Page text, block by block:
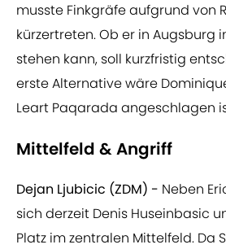
musste Finkgräfe aufgrund von
kürzertreten. Ob er in Augsburg
stehen kann, soll kurzfristig
erste Alternative wäre
Leart Paqarada angeschlagen
Mittelfeld & Angriff
Dejan Ljubicic (ZDM) - Neben
sich derzeit Denis Huseinbasic
Platz im zentralen Mittelfeld. Da